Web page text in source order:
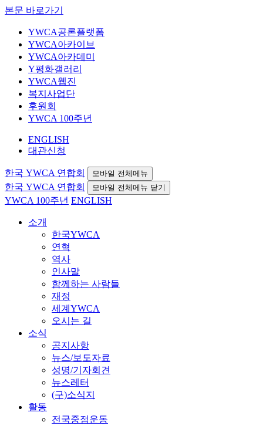
본문 바로가기
YWCA공론플랫폼
YWCA아카이브
YWCA아카데미
Y평화갤러리
YWCA웹진
복지사업단
후원회
YWCA 100주년
ENGLISH
대관신청
한국 YWCA 연합회 모바일 전체메뉴
한국 YWCA 연합회 모바일 전체메뉴 닫기
YWCA 100주년 ENGLISH
소개
한국YWCA
연혁
역사
인사말
함께하는 사람들
재정
세계YWCA
오시는 길
소식
공지사항
뉴스/보도자료
성명/기자회견
뉴스레터
(구)소식지
활동
전국중점운동